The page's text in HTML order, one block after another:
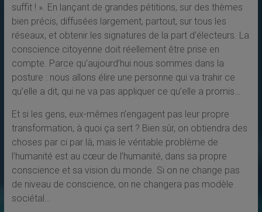
suffit ! ». En lançant de grandes pétitions, sur des thèmes
bien précis, diffusées largement, partout, sur tous les
réseaux, et obtenir les signatures de la part d’électeurs. La
conscience citoyenne doit réellement être prise en
compte. Parce qu’aujourd’hui nous sommes dans la
posture : nous allons élire une personne qui va trahir ce
qu’elle a dit, qui ne va pas appliquer ce qu’elle a promis…
Et si les gens, eux-mêmes n’engagent pas leur propre
transformation, à quoi ça sert ? Bien sûr, on obtiendra des
choses par ci par là, mais le véritable problème de
l’humanité est au cœur de l’humanité, dans sa propre
conscience et sa vision du monde. Si on ne change pas
de niveau de conscience, on ne changera pas modèle
sociétal…